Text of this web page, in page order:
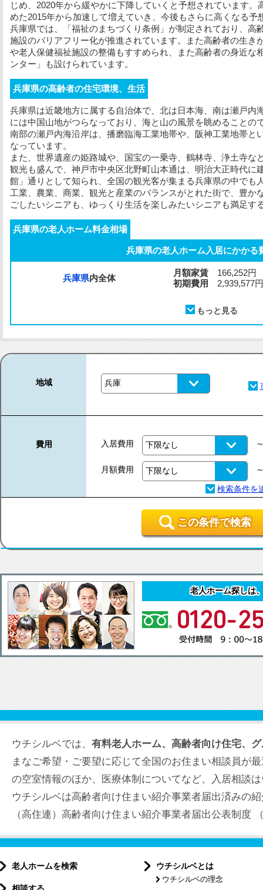
じめ、2020年から緩やかに下降していくと予想されています
めた2015年から加速して増えていき、今後もさらに高くなる予
兵庫県では、「福祉のまちづくり条例」が制定されており、高
施設のバリアフリー化が推進されています。また高齢者の生き
や老人保健福祉施設の整備もすすめられ、また高齢者の身近な
ンター」も設けられています。
兵庫県の高齢者の住宅環境、生活
兵庫県は近畿地方に属する自治体で、北は日本海、南は瀬戸内
には中国山地がつらなっており、海と山の風景を眺めることの
南部の瀬戸内海沿岸は、播磨臨海工業地帯や、阪神工業地帯と
なっています。
また、世界遺産の姫路城や、国宝の一乗寺、鶴林寺、浄土寺な
観光も盛んで、神戸市中央区北野町山本通は、明治大正時代に
館」通りとして知られ、全国の観光客が集まる兵庫県の中でも
工業、農業、商業、観光と産業のバランスがとれた街で、豊か
ごしたいシニアも、ゆっくり生活を楽しみたいシニアも満足す
兵庫県の老人ホーム料金相場
兵庫県の老人ホーム入居にかかる
兵庫県内全体
月額家賃 166,252円
初期費用
2,939,577円
地域
費用 入居費用
月額費用
この条件で検索
老人ホーム探しは
ウチシルベでは、 有料老人ホーム、高齢者向け住宅、
まなご希望・ご要望に応じて全国のお住まい相談員が
の空室情報のほか、医療体制についてなど、入居相談
ウチシルベは高齢者向け住まい紹介事業者届出済みの
（高住連）高齢者向け住まい紹介事業者届出公表制度
老人ホームを検索 ウチシルベとは
ウチシルベの理念